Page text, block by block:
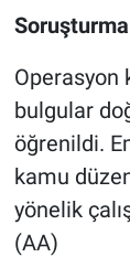
Operasyon
bulgular
öğrenildi.
kamu
yönelik
(AA)